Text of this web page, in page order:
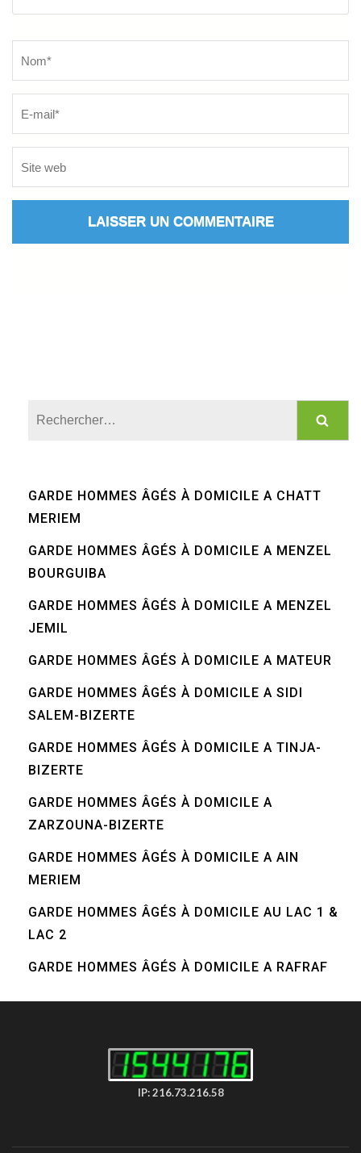
GARDE HOMMES ÂGÉS À DOMICILE A CHATT
MERIEM
GARDE HOMMES ÂGÉS À DOMICILE A MENZEL
BOURGUIBA
GARDE HOMMES ÂGÉS À DOMICILE A MENZEL
JEMIL
GARDE HOMMES ÂGÉS À DOMICILE A MATEUR
GARDE HOMMES ÂGÉS À DOMICILE A SIDI
SALEM-BIZERTE
GARDE HOMMES ÂGÉS À DOMICILE A TINJA-
BIZERTE
GARDE HOMMES ÂGÉS À DOMICILE A
ZARZOUNA-BIZERTE
GARDE HOMMES ÂGÉS À DOMICILE A AIN
MERIEM
GARDE HOMMES ÂGÉS À DOMICILE AU LAC 1 &
LAC 2
GARDE HOMMES ÂGÉS À DOMICILE A RAFRAF
IP: 216.73.216.58